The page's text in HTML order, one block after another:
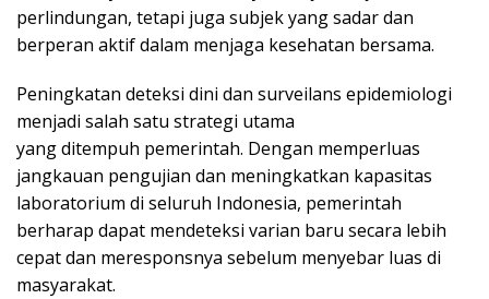
perlindungan, tetapi juga subjek yang sadar dan
berperan aktif dalam menjaga kesehatan bersama.
Peningkatan deteksi dini dan surveilans epidemiologi
menjadi salah satu strategi utama
yang ditempuh pemerintah. Dengan memperluas
jangkauan pengujian dan meningkatkan kapasitas
laboratorium di seluruh Indonesia, pemerintah
berharap dapat mendeteksi varian baru secara lebih
cepat dan meresponsnya sebelum menyebar luas di
masyarakat.